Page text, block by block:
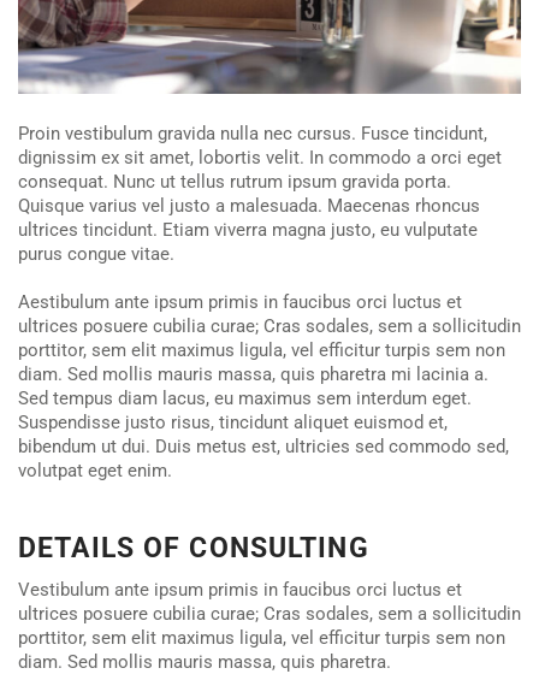
Proin vestibulum gravida nulla nec cursus. Fusce tincidunt,
dignissim ex sit amet, lobortis velit. In commodo a orci eget
consequat. Nunc ut tellus rutrum ipsum gravida porta.
Quisque varius vel justo a malesuada. Maecenas rhoncus
ultrices tincidunt. Etiam viverra magna justo, eu vulputate
purus congue vitae.
Aestibulum ante ipsum primis in faucibus orci luctus et
ultrices posuere cubilia curae; Cras sodales, sem a sollicitudin
porttitor, sem elit maximus ligula, vel efficitur turpis sem non
diam. Sed mollis mauris massa, quis pharetra mi lacinia a.
Sed tempus diam lacus, eu maximus sem interdum eget.
Suspendisse justo risus, tincidunt aliquet euismod et,
bibendum ut dui. Duis metus est, ultricies sed commodo sed,
volutpat eget enim.
DETAILS OF CONSULTING
Vestibulum ante ipsum primis in faucibus orci luctus et
ultrices posuere cubilia curae; Cras sodales, sem a sollicitudin
porttitor, sem elit maximus ligula, vel efficitur turpis sem non
diam. Sed mollis mauris massa, quis pharetra.